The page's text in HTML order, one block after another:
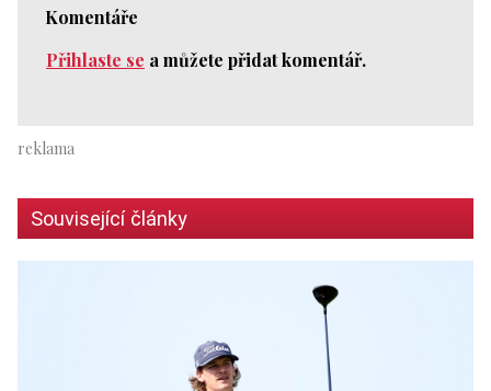
Komentáře
Přihlaste se a můžete přidat komentář.
Související články